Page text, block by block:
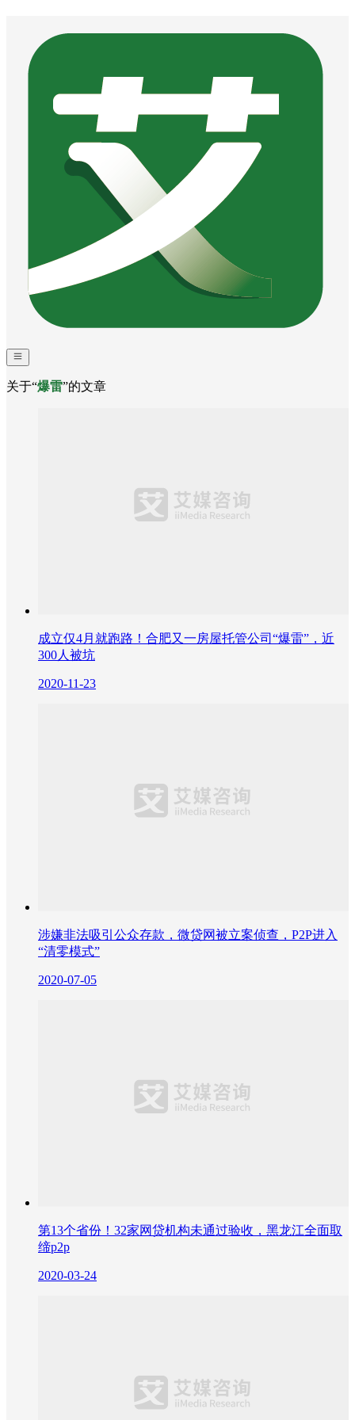
关于“爆雷”的文章
成立仅4月就跑路！合肥又一房屋托管公司“爆雷”，近
300人被坑
2020-11-23
涉嫌非法吸引公众存款，微贷网被立案侦查，P2P进入
“清零模式”
2020-07-05
第13个省份！32家网贷机构未通过验收，黑龙江全面取
缔p2p
2020-03-24